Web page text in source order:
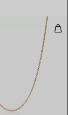
950 millièmes